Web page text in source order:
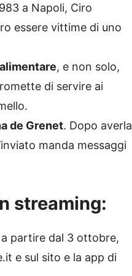
a Napoli, Ciro
essere vittime di uno
, e non solo,
di servire ai
de Grenet. Dopo averla
manda messaggi
streaming:
partire dal 3 ottobre,
e sul sito e la app di